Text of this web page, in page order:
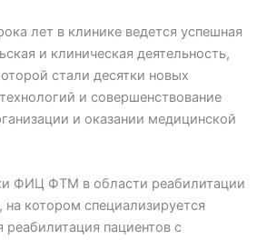
лет в клинике ведется успешная
и клиническая деятельность,
стали десятки новых
и совершенствование
и оказании медицинской
ФИЦ ФТМ в области реабилитации
на котором специализируется
пациентов с